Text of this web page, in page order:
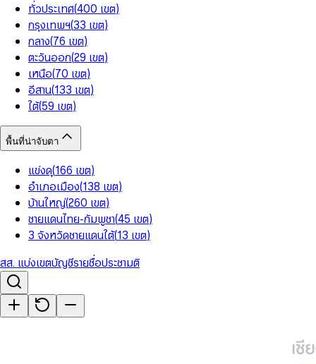
ทั่วประเทศ(400 เขต)
กรุงเทพฯ(33 เขต)
กลาง(76 เขต)
ตะวันออก(29 เขต)
เหนือ(70 เขต)
อีสาน(133 เขต)
ใต้(59 เขต)
พื้นที่น่าจับตา
แข่งดุ(166 เขต)
อำเภอเมือง(138 เขต)
บ้านใหญ่(260 เขต)
ชายแดนไทย-กัมพูชา(45 เขต)
3 จังหวัดชายแดนใต้(13 เขต)
สส. แบ่งเขตบัญชีรายชื่อประชามติ